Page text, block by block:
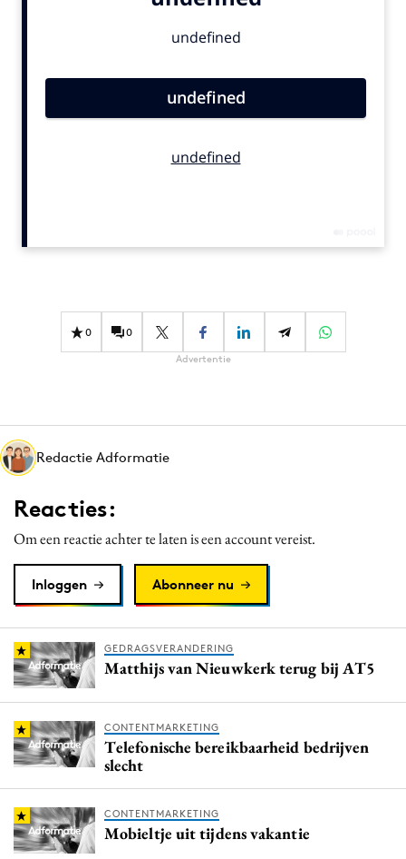
Gedragsverandering
Influencer marketing
Media
Merkstrategie
PR
Programmatic
Purpose Marketing
Reputatie & crisis
0 0
Advertentie
Redactie Adformatie
Reacties:
Om een reactie achter te laten is een account vereist.
Inloggen Abonneer nu
GEDRAGSVERANDERING
Matthijs van Nieuwkerk terug bij AT5
CONTENTMARKETING
Telefonische bereikbaarheid bedrijven
slecht
CONTENTMARKETING
Mobieltje uit tijdens vakantie